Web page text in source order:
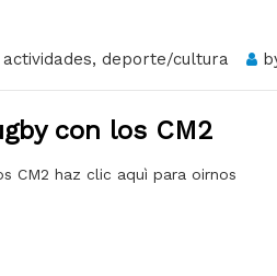
actividades, deporte/cultura
con los CM2
CM2 haz clic aquì para oirnos